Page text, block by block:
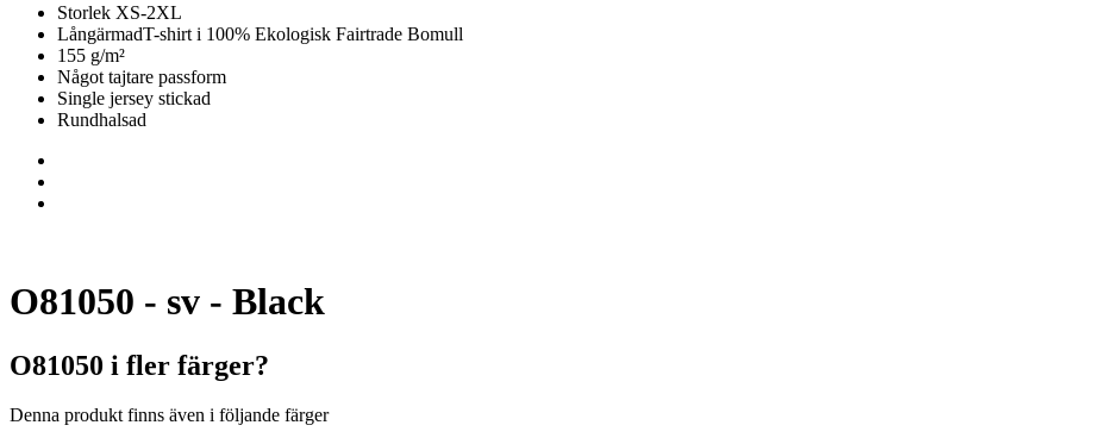
Storlek XS-2XL
LångärmadT-shirt i 100% Ekologisk Fairtrade Bomull
155 g/m²
Något tajtare passform
Single jersey stickad
Rundhalsad
O81050 - sv - Black
O81050 i fler färger?
Denna produkt finns även i följande färger